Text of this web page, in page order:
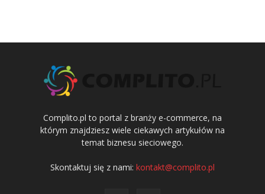
Complito.pl to portal z branży e-commerce, na
którym znajdziesz wiele ciekawych artykułów na
temat biznesu sieciowego.
Skontaktuj się z nami: kontakt@complito.pl